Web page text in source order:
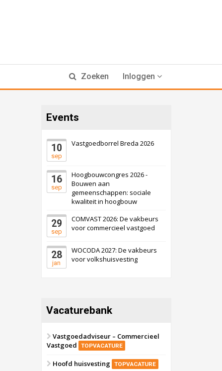
Zoeken Inloggen
Events
10
sep
Vastgoedborrel Breda 2026
16
sep
Hoogbouwcongres 2026 -
Bouwen aan
gemeenschappen: sociale
kwaliteit in hoogbouw
29
sep
COMVAST 2026: De vakbeurs
voor commercieel vastgoed
28
jan
WOCODA 2027: De vakbeurs
voor volkshuisvesting
Vacaturebank
Vastgoedadviseur – Commercieel
Vastgoed
TOPVACATURE
Hoofd huisvesting TOPVACATURE